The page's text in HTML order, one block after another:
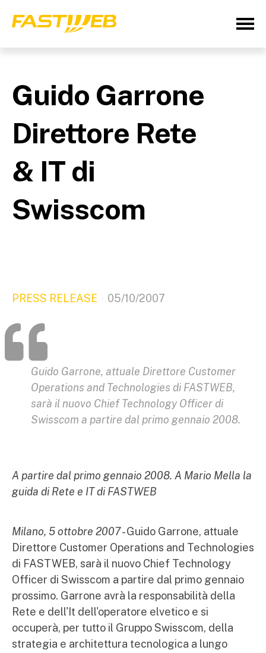
Guido Garrone
Direttore Rete
& IT di
Swisscom
PRESS RELEASE 05/10/2007
Guido Garrone, attuale Direttore Customer
Operations and Technologies di FASTWEB,
sarà il nuovo Chief Technology Officer di
Swisscom a partire dal primo gennaio 2008.
A partire dal primo gennaio 2008. A Mario Mella la
guida di Rete e IT di FASTWEB
Milano, 5 ottobre 2007- Guido Garrone, attuale
Direttore Customer Operations and Technologies
di FASTWEB, sarà il nuovo Chief Technology
Officer di Swisscom a partire dal primo gennaio
prossimo. Garrone avrà la responsabilità della
Rete e dell'It dell'operatore elvetico e si
occuperà, per tutto il Gruppo Swisscom, della
strategia e architettura tecnologica a lungo